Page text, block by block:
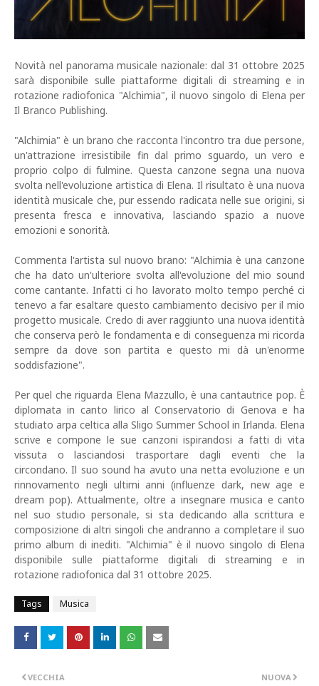
Novità nel panorama musicale nazionale: dal 31 ottobre 2025
sarà disponibile sulle piattaforme digitali di streaming e in
rotazione radiofonica "Alchimia", il nuovo singolo di Elena per
Il Branco Publishing.
"Alchimia" è un brano che racconta l'incontro tra due persone,
un'attrazione irresistibile fin dal primo sguardo, un vero e
proprio colpo di fulmine. Questa canzone segna una nuova
svolta nell'evoluzione artistica di Elena. Il risultato è una nuova
identità musicale che, pur essendo radicata nelle sue origini, si
presenta fresca e innovativa, lasciando spazio a nuove
emozioni e sonorità.
Commenta l'artista sul nuovo brano: "Alchimia è una canzone
che ha dato un'ulteriore svolta all'evoluzione del mio sound
come cantante. Infatti ci ho lavorato molto tempo perché ci
tenevo a far esaltare questo cambiamento decisivo per il mio
progetto musicale. Credo di aver raggiunto una nuova identità
che conserva però le fondamenta e di conseguenza mi ricorda
sempre da dove son partita e questo mi dà un'enorme
soddisfazione".
Per quel che riguarda Elena Mazzullo, è una cantautrice pop. È
diplomata in canto lirico al Conservatorio di Genova e ha
studiato arpa celtica alla Sligo Summer School in Irlanda. Elena
scrive e compone le sue canzoni ispirandosi a fatti di vita
vissuta o lasciandosi trasportare dagli eventi che la
circondano. Il suo sound ha avuto una netta evoluzione e un
rinnovamento negli ultimi anni (influenze dark, new age e
dream pop). Attualmente, oltre a insegnare musica e canto
nel suo studio personale, si sta dedicando alla scrittura e
composizione di altri singoli che andranno a completare il suo
primo album di inediti. "Alchimia" è il nuovo singolo di Elena
disponibile sulle piattaforme digitali di streaming e in
rotazione radiofonica dal 31 ottobre 2025.
Tags Musica
NUOVA
VECCHIA